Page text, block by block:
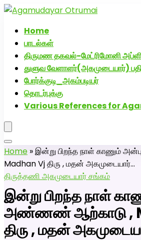
Home
பாடல்கள்
திருமண தகவல்-மேட்ரிமோனி
துளுவ வேளாளர்(அகமுடையார்)
போர்க்குடி_அகம்படியர்
தொடர்புக்கு
Various References for
Home »இன்று பிறந்த நாள் காணும்
Madhan Vj திரு , மதன் அகமுடையார்…
திருத்தணி அகமுடையார் சங்கம்
இன்று பிறந்த நாள்
அண்ணண் ஆற்காடு ,
திரு , மதன்
அகமுடையார் திருமண வரன்களுக்கு